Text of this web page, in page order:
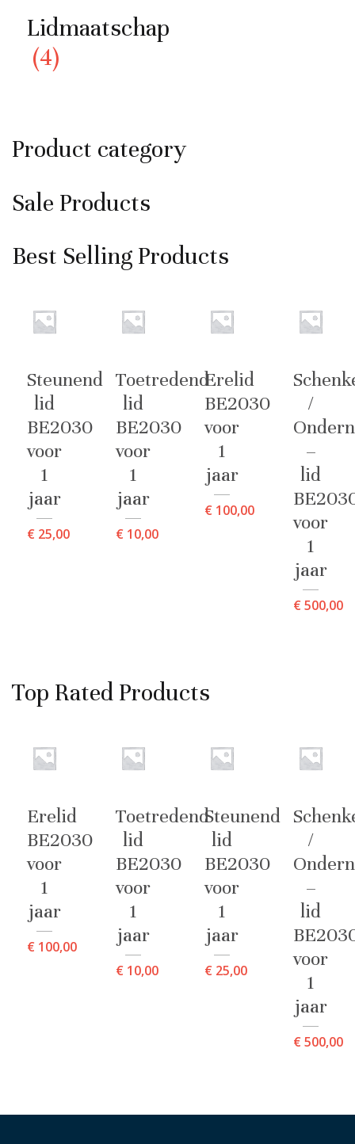
Lidmaatschap
(4)
Product category
Sale Products
Best Selling Products
Steunend
lid
BE2030
voor
1
jaar
€ 25,00
Toetredend
lid
BE2030
voor
1
jaar
€ 10,00
Erelid
BE2030
voor
1
jaar
€ 100,00
/
–
lid
voor
1
jaar
€500,00
Top Rated Products
Erelid
BE2030
voor
1
jaar
€ 100,00
Toetredend
lid
BE2030
voor
1
jaar
€ 10,00
Steunend
lid
BE2030
voor
1
jaar
€ 25,00
/
–
lid
voor
1
jaar
€500,00